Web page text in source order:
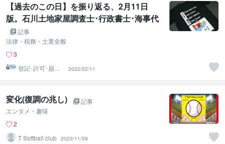
【過去のこの日】を振り返る、2月11日
版。石川土地家屋調査士･行政書士･海事代
理士事務所。足立区：石川土地家屋調査
士･行政書士･海事代理士事務所：足立区西
新井栗原つくし保育園隣り：登記測量・図
面作成
記事
法律・税務・士業全般
3
登記･許可･届
出、各種図面作
成
2022/02/11
変化(復調の兆し)
記事
エンタメ・趣味
2
T Softball club 2023/11/09